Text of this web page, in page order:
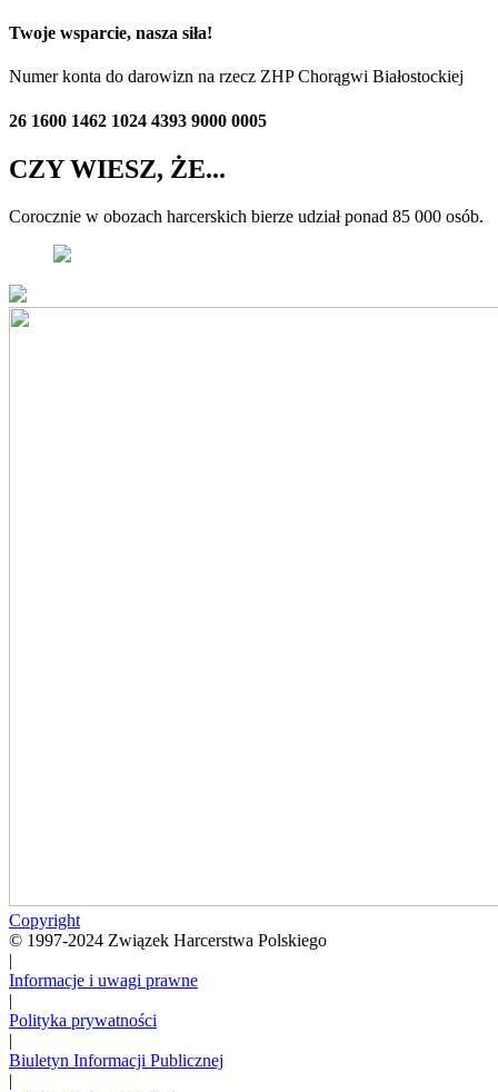
Twoje wsparcie, nasza siła!
Numer konta do darowizn na rzecz ZHP Chorągwi Białostockiej
26 1600 1462 1024 4393 9000 0005
CZY WIESZ, ŻE...
Corocznie w obozach harcerskich bierze udział ponad 85 000 osób.
Copyright
© 1997-2024 Związek Harcerstwa Polskiego
|
Informacje i uwagi prawne
|
Polityka prywatności
|
Biuletyn Informacji Publicznej
|